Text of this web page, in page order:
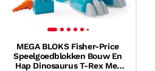
MEGA BLOKS Fisher-Price
Speelgoedblokken Bouw En
Hap Dinosaurus T-Rex Met